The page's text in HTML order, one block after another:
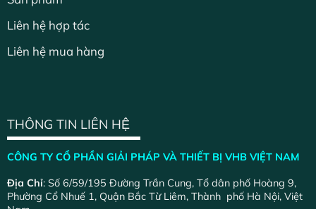
Liên hệ hợp tác
Liên hệ mua hàng
THÔNG TIN LIÊN HỆ
CÔNG TY CỔ PHẦN GIẢI PHÁP VÀ THIẾT BỊ VHB VIỆT NAM
Địa Chỉ: Số 6/59/195 Đường Trần Cung, Tổ dân phố Hoàng 9,
Phường Cổ Nhuế 1, Quận Bắc Từ Liêm, Thành phố Hà Nội, Việt